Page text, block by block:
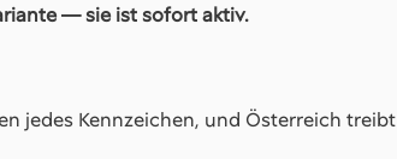
— sie ist sofort aktiv.
jedes Kennzeichen, und Österreich